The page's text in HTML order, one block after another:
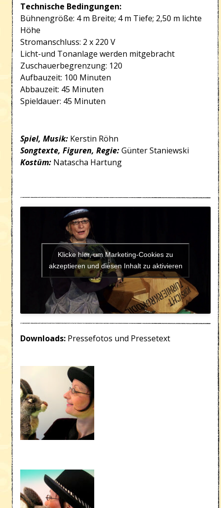
Technische Bedingungen:
Bühnengröße: 4 m Breite; 4 m Tiefe; 2,50 m lichte
Höhe
Stromanschluss: 2 x 220 V
Licht-und Tonanlage werden mitgebracht
Zuschauerbegrenzung: 120
Aufbauzeit: 100 Minuten
Abbauzeit: 45 Minuten
Spieldauer: 45 Minuten
Spiel, Musik: Kerstin Röhn
Songtexte, Figuren, Regie:Günter Staniewski
Kostüm: Natascha Hartung
Klicke hier, um Marketing-Cookies zu
akzeptieren und diesen Inhalt zu aktivieren
Downloads: Pressefotos und Pressetext